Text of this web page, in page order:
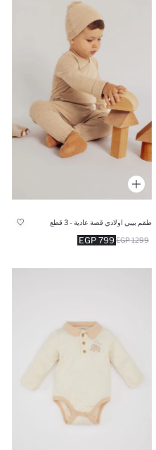
طقم بيبي اولادي قصة عادية - 3 قطع
799 EGP 1299 EGP